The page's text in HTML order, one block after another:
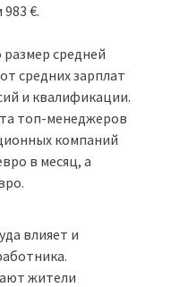
€.
средней
средних зарплат
и квалификации.
топ-менеджеров
компаний
в месяц, а
влияет и
жители